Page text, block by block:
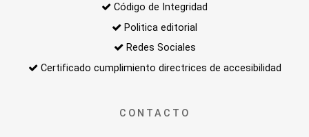
Código de Integridad
Politica editorial
Redes Sociales
Certificado cumplimiento directrices de accesibilidad
CONTACTO